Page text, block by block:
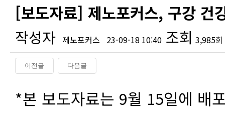
[보도자료] 제노포커스, 구강 건
작성자 제노포커스 23-09-18 10:40 조회 3,985회
이전글 다음글
본문
*본 보도자료는 9월 15일에 배